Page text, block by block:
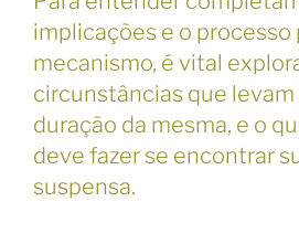
implicações e o processo
mecanismo, é vital
circunstâncias que levam
duração da mesma, e o
deve fazer se encontrar
suspensa.